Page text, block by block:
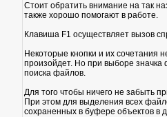
Стоит обратить внимание на так
также хорошо помогают в работе.
Клавиша F1 осуществляет вызов
Некоторые кнопки и их сочетания
произойдет. Но при выборе значка
поиска файлов.
Для того чтобы ничего не забыть
При этом для выделения всех
сохраненных в буфере объектов в